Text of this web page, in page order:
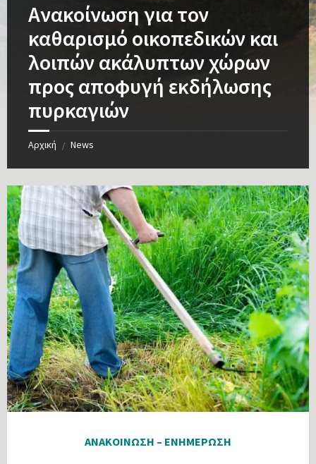
Ανακοίνωση για τον
καθαρισμό οικοπεδικών και
λοιπών ακάλυπτων χώρων
προς αποφυγή εκδήλωσης
πυρκαγιών
Αρχική / News
ΑΝΑΚΟΙΝΩΣΗ – ΕΝΗΜΕΡΩΣΗ